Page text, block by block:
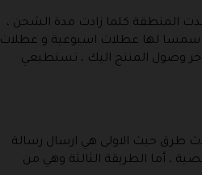
المنطقة كلما زادت مدة الشحن ،
ميلانو و شركة الشحن سمسا لها عطلات اسبوعية و عطلات
وصول المنتج اليك ، تستطيعي
طرق حيث الاولى هي ارسال رسالة
، أما الطريقة الثالثة وهي من